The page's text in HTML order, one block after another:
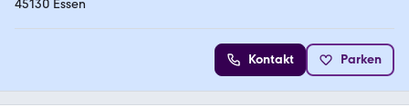
45130 Essen
Kontakt Parken